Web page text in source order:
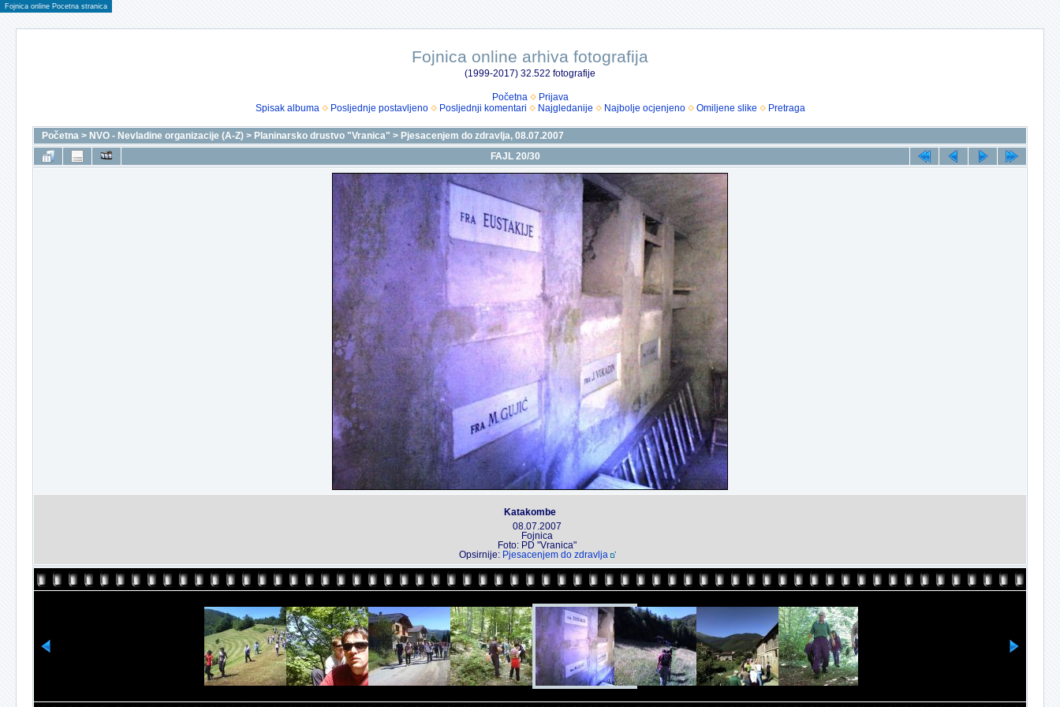
Fojnica online Pocetna stranica
Fojnica online arhiva fotografija
(1999-2017) 32.522 fotografije
Početna
Prijava
Spisak albuma
Posljednje postavljeno Posljednji komentari Najgledanije Najbolje ocjenjeno Omiljene slike Pretraga
Početna > NVO - Nevladine organizacije (A-Z) > Planinarsko drustvo "Vranica" > Pjesacenjem do zdravlja, 08.07.2007
FAJL 20/30
Katakombe
08.07.2007
Fojnica
Foto: PD "Vranica"
Opsirnije: Pjesacenjem do zdravlja